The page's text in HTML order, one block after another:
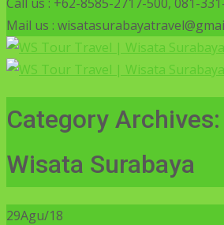
Mail us :
Category
Wisata Surabaya
29Agu/18